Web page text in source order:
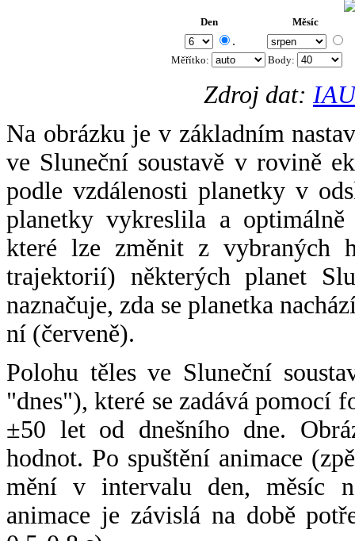
Den Měsíc
.
Měřítko: Body:
Zdroj dat:
Na obrázku je v základním
ve Sluneční soustavě v rovině
podle vzdálenosti planetky v
planetky vykreslila a
které lze změnit z vybraných
trajektorií) některých planet
naznačuje, zda se planetka
ní (červeně).
Polohu těles ve Sluneční
"dnes"), které se zadává pomocí
±50 let od dnešního dne.
hodnot. Po spuštění animace
mění v intervalu den, měsíc
animace je závislá na době